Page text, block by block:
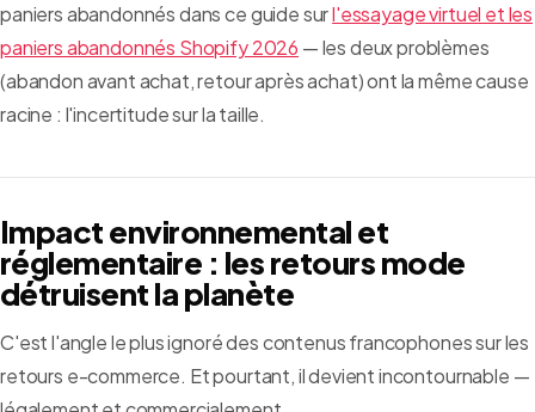
paniers abandonnés dans ce guide surl'essayage virtuel et les
paniers abandonnés Shopify 2026 — les deux problèmes
(abandon avant achat, retour après achat) ont la même cause
racine : l'incertitude sur la taille.
Impact environnemental et
réglementaire : les retours mode
détruisent la planète
C'est l'angle le plus ignoré des contenus francophones sur les
retours e-commerce. Et pourtant, il devient incontournable —